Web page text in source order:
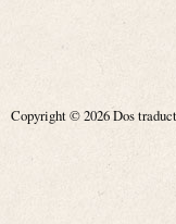
Copyright © 2026 Dos